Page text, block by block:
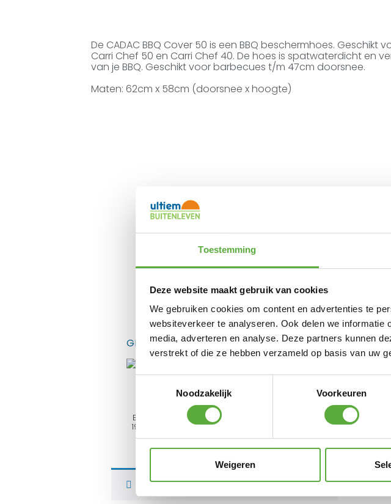
Toestemming
Deze website maakt gebruik van cookies
We gebruiken cookies om content en advertenties te
websiteverkeer te analyseren. Ook delen we
media, adverteren en analyse. Deze partners kunnen
verstrekt of die ze hebben verzameld op basis van uw
Noodzakelijk
Voorkeuren
Weigeren
De CADAC BBQ Cover 50 is een BBQ beschermhoes. Geschikt
Carri Chef 50 en Carri Chef 40. De hoes is spatwaterdicht en
van je BBQ. Geschikt voor barbecues t/m 47cm doorsnee.
Maten: 62cm x 58cm (doorsnee x hoogte)
Gratis verzending vanaf €250,-* Achteraf
GERELATEERDE PRODUCTEN
Bo-Camp Noppenmatras
190x60x6cm schuimrubber
€36,95
Bo-Camp Krukje +
oplegblad
€32,95
Je hebt nog geen product bekeken.